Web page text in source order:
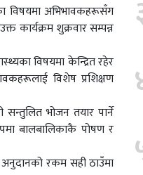
विषयमा अभिभावकहरूसँग
कार्यक्रम शुक्रवार सम्पन्न
विषयमा केन्द्रित रहेर
विशेष प्रशिक्षण
सन्तुलित भोजन तयार पार्ने
बालबालिकाकै पोषण र
रकम सही ठाउँमा